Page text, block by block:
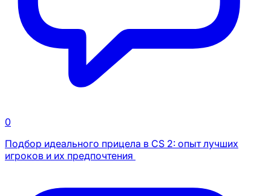
0
Подбор идеального прицела в CS 2: опыт лучших
игроков и их предпочтения